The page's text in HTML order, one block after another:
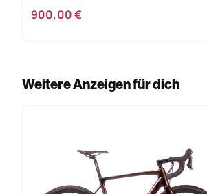
900,00 €
Weitere Anzeigen für dich